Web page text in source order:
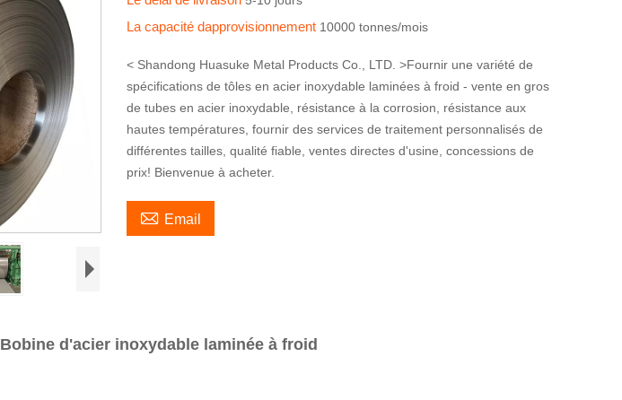
La capacité dapprovisionnement 10000 tonnes/mois
< Shandong Huasuke Metal Products Co., LTD. >Fournir une variété de
spécifications de tôles en acier inoxydable laminées à froid - vente en gros
de tubes en acier inoxydable, résistance à la corrosion, résistance aux
hautes températures, fournir des services de traitement personnalisés de
différentes tailles, qualité fiable, ventes directes d'usine, concessions de
prix! Bienvenue à acheter.
 Email
Bobine d'acier inoxydable laminée à froid